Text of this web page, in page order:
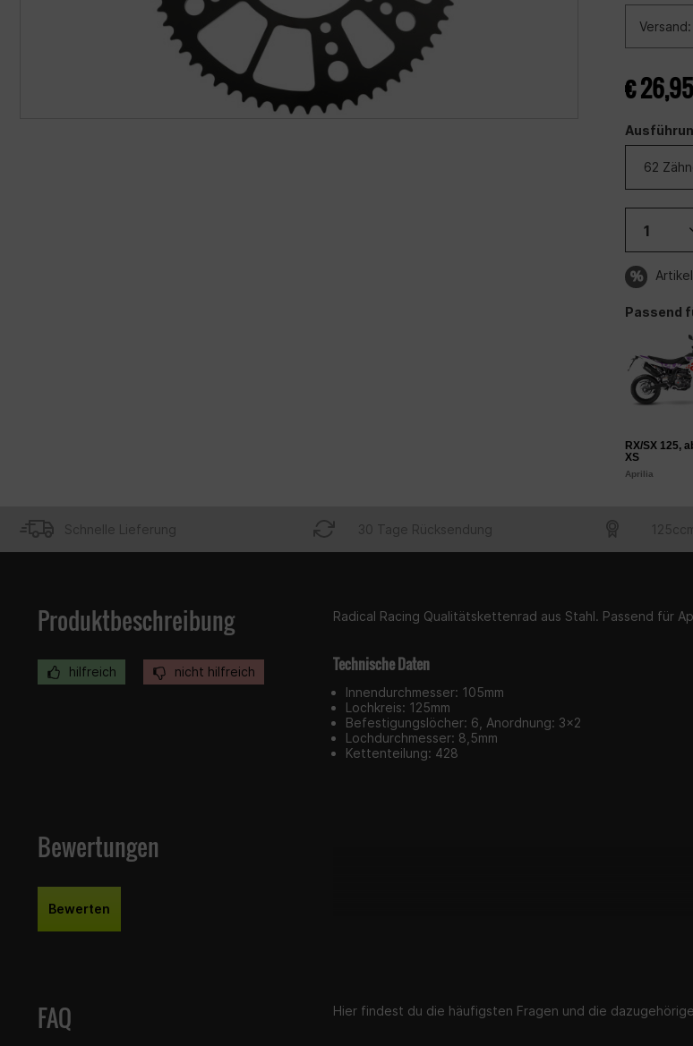
Versand:
€
Passend
RX/SX 125,
XS
Aprilia
Schnelle Lieferung 30 Tage Rücksendung
Produktbeschreibung
hilfreich nicht hilfreich
Radical Racing Qualitätskettenrad aus Stahl. Passend für
Technische Daten
Innendurchmesser: 105mm
Lochkreis: 125mm
Befestigungslöcher: 6, Anordnung: 3x2
Lochdurchmesser: 8,5mm
Kettenteilung: 428
Bewertungen
Bewerten
FAQ Hier findest du die häufigsten Fragen und die